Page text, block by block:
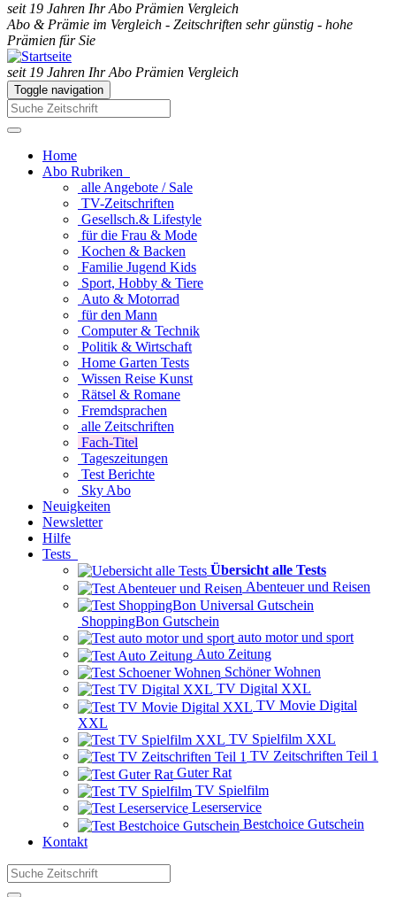
seit 19 Jahren Ihr Abo Prämien Vergleich
Abo & Prämie im Vergleich - Zeitschriften sehr günstig - hohe
Prämien für Sie
seit 19 Jahren Ihr Abo Prämien Vergleich
Toggle navigation
Home
Abo Rubriken
alle Angebote / Sale
TV-Zeitschriften
Gesellsch.& Lifestyle
für die Frau & Mode
Kochen & Backen
Familie Jugend Kids
Sport, Hobby & Tiere
Auto & Motorrad
für den Mann
Computer & Technik
Politik & Wirtschaft
Home Garten Tests
Wissen Reise Kunst
Rätsel & Romane
Fremdsprachen
alle Zeitschriften
Fach-Titel
Tageszeitungen
Test Berichte
Sky Abo
Neuigkeiten
Newsletter
Hilfe
Tests
Übersicht alle Tests
Abenteuer und Reisen
ShoppingBon Gutschein
auto motor und sport
Auto Zeitung
Schöner Wohnen
TV Digital XXL
TV Movie Digital
XXL
TV Spielfilm XXL
TV Zeitschriften Teil 1
Guter Rat
TV Spielfilm
Leserservice
Bestchoice Gutschein
Kontakt